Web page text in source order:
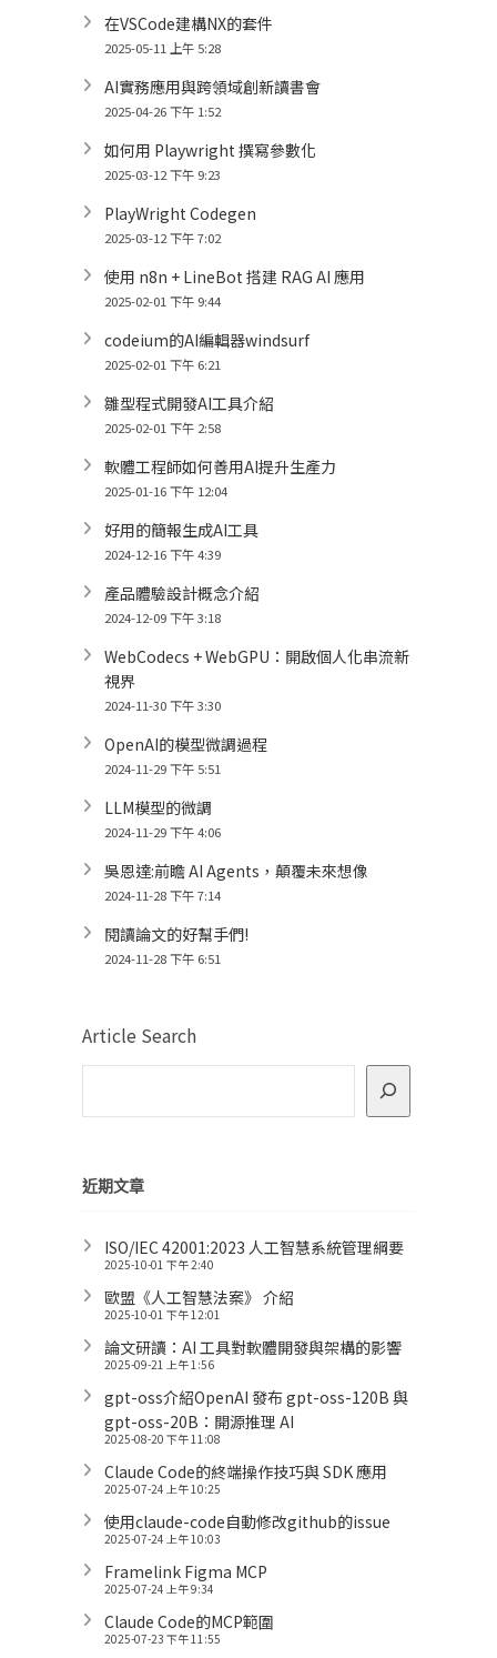
在VSCode建構NX的套件
2025-05-11 上午 5:28
AI實務應用與跨領域創新讀書會
2025-04-26 下午 1:52
如何用 Playwright 撰寫參數化
2025-03-12 下午 9:23
PlayWright Codegen
2025-03-12 下午 7:02
使用 n8n + LineBot 搭建 RAG AI 應用
2025-02-01 下午 9:44
codeium的AI編輯器windsurf
2025-02-01 下午 6:21
雛型程式開發AI工具介紹
2025-02-01 下午 2:58
軟體工程師如何善用AI提升生產力
2025-01-16 下午 12:04
好用的簡報生成AI工具
2024-12-16 下午 4:39
產品體驗設計概念介紹
2024-12-09 下午 3:18
WebCodecs + WebGPU：開啟個人化串流新
視界
2024-11-30 下午 3:30
OpenAI的模型微調過程
2024-11-29 下午 5:51
LLM模型的微調
2024-11-29 下午 4:06
吳恩達:前瞻 AI Agents，顛覆未來想像
2024-11-28 下午 7:14
閱讀論文的好幫手們!
2024-11-28 下午 6:51
Article Search
近期文章
ISO/IEC 42001:2023 人工智慧系統管理綱要
2025-10-01 下午 2:40
歐盟《人工智慧法案》 介紹
2025-10-01 下午 12:01
論文研讀：AI 工具對軟體開發與架構的影響
2025-09-21 上午 1:56
gpt-oss介紹OpenAI 發布 gpt-oss-120B 與
gpt-oss-20B：開源推理 AI
2025-08-20 下午 11:08
Claude Code的終端操作技巧與 SDK 應用
2025-07-24 上午 10:25
使用claude-code自動修改github的issue
2025-07-24 上午 10:03
Framelink Figma MCP
2025-07-24 上午 9:34
Claude Code的MCP範圍
2025-07-23 下午 11:55